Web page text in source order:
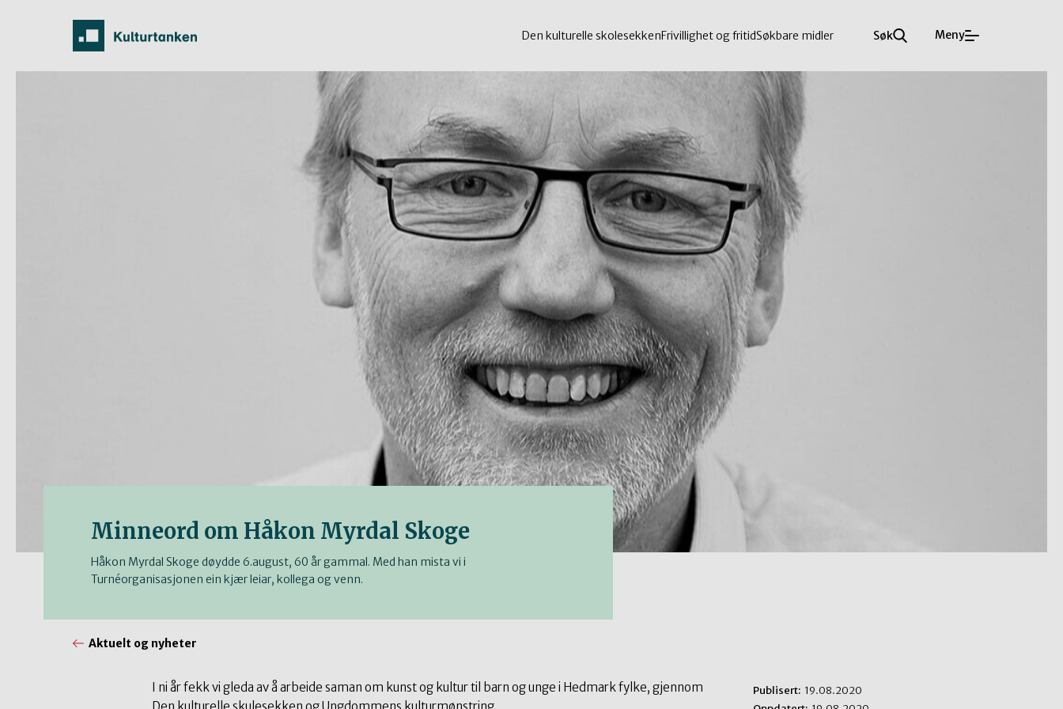
Den kulturelle skolesekkenFrivillighet og fritidSøkbare midler Søk Meny
Minneord om Håkon Myrdal Skoge
Håkon Myrdal Skoge døydde 6.august, 60 år gammal. Med han mista vi i
Turnéorganisasjonen ein kjær leiar, kollega og venn.
Aktuelt og nyheter
I ni år fekk vi gleda av å arbeide saman om kunst og kultur til barn og unge i Hedmark fylke, gjennom
Den kulturelle skulesekken og Ungdommens kulturmønstring.
Publisert: 19.08.2020